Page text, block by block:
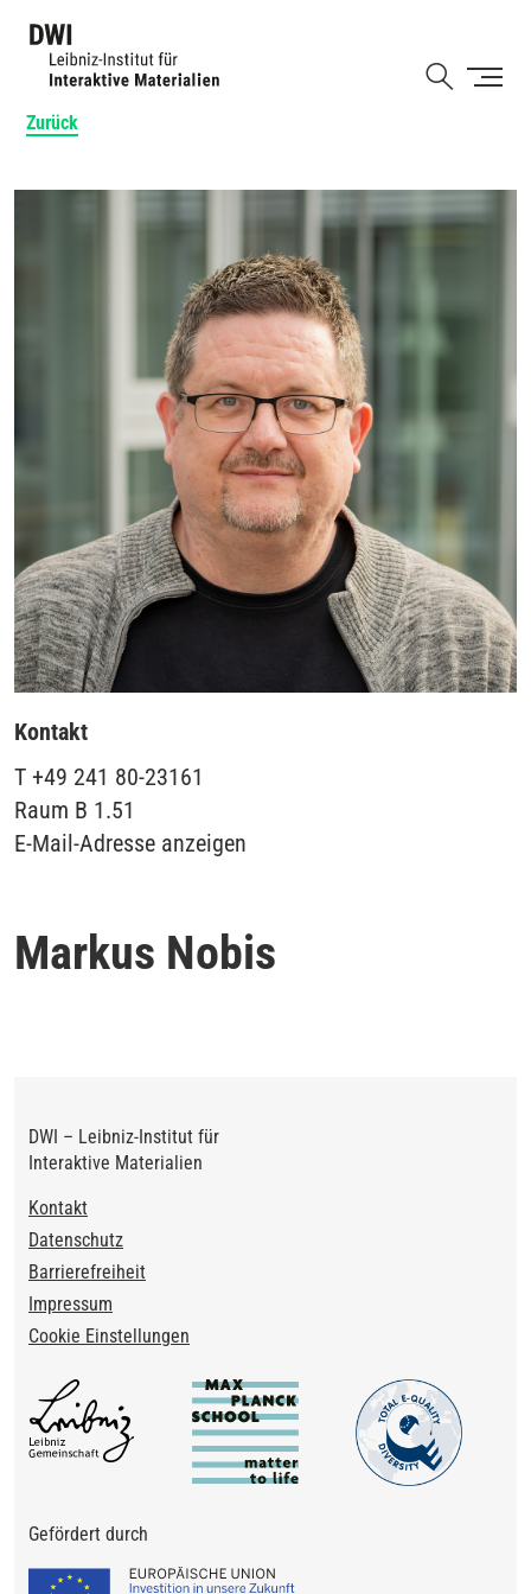
Zurück
Kontakt
T +49 241 80-23161
Raum B 1.51
E-Mail-Adresse anzeigen
Markus Nobis
DWI – Leibniz-Institut für
Interaktive Materialien
Footer
Kontakt
Datenschutz
Barrierefreiheit
Impressum
Cookie Einstellungen
Gefördert durch